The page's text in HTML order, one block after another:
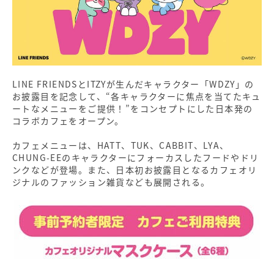
LINE FRIENDSとITZYが生んだキャラクター「WDZY」の
お披露目を記念して、“各キャラクターに焦点を当てたキュ
ートなメニューをご提供！”をコンセプトにした日本発の
コラボカフェをオープン。
カフェメニューは、HATT、TUK、CABBIT、LYA、
CHUNG-EEのキャラクターにフォーカスしたフードやドリ
ンクなどが登場。また、日本初お披露目となるカフェオリ
ジナルのファッション雑貨なども展開される。